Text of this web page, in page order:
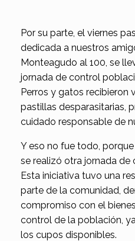
Por su parte, el viernes
dedicada a nuestros
Monteagudo al 100, se
jornada de control
Perros y gatos recibieron
pastillas desparasitarias,
cuidado responsable de
Y eso no fue todo, porque
se realizó otra jornada de
Esta iniciativa tuvo una
parte de la comunidad,
compromiso con el
control de la población,
los cupos disponibles.